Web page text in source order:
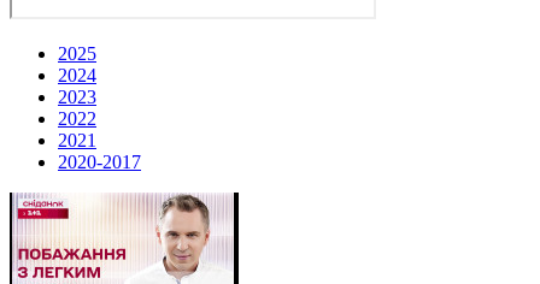
2025
2024
2023
2022
2021
2020-2017